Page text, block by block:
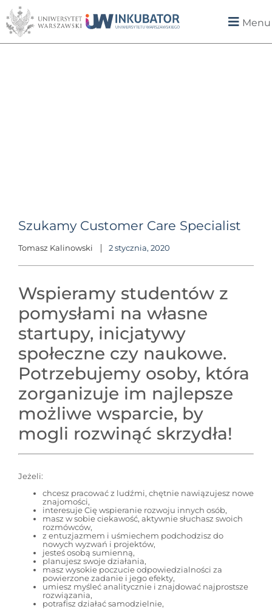
Menu
Szukamy Customer Care Specialist
Tomasz Kalinowski 2 stycznia, 2020
Wspieramy studentów z
pomysłami na własne
startupy, inicjatywy
społeczne czy naukowe.
Potrzebujemy osoby, która
zorganizuje im najlepsze
możliwe wsparcie, by
mogli rozwinąć skrzydła!
Jeżeli:
chcesz pracować z ludźmi, chętnie nawiązujesz nowe
znajomości,
interesuje Cię wspieranie rozwoju innych osób,
masz w sobie ciekawość, aktywnie słuchasz swoich
rozmówców,
z entuzjazmem i uśmiechem podchodzisz do
nowych wyzwań i projektów,
jesteś osobą sumienną,
planujesz swoje działania,
masz wysokie poczucie odpowiedzialności za
powierzone zadanie i jego efekty,
umiesz myśleć analitycznie i znajdować najprostsze
rozwiązania,
potrafisz działać samodzielnie,